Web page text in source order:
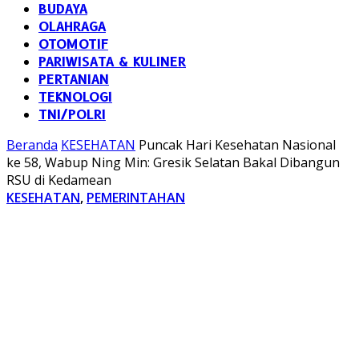
BUDAYA
OLAHRAGA
OTOMOTIF
PARIWISATA & KULINER
PERTANIAN
TEKNOLOGI
TNI/POLRI
Beranda KESEHATAN Puncak Hari Kesehatan Nasional
ke 58, Wabup Ning Min: Gresik Selatan Bakal Dibangun
RSU di Kedamean
KESEHATAN, PEMERINTAHAN